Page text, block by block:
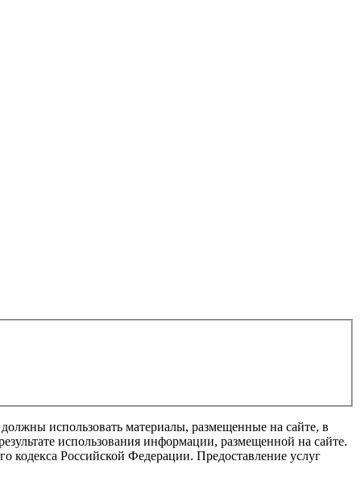
использовать материалы, размещенные на сайте, в
использования информации, размещенной на сайте.
кодекса Российской Федерации. Предоставление услуг